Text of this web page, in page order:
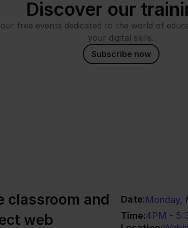
Discover our
free events dedicated to the world of
your digital skills.
Subscribe now
classroom and
web
Date:Monday,
Time:4PM -